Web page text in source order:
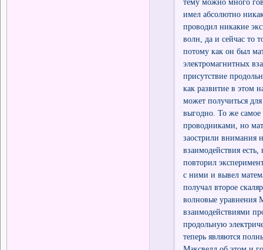
имел абсолютно
проводил никакие
волн, да и сейчас то
потому как он был
электромагнитных
присутствие
как развитие в этом
может получиться
выгодно. То же
проводниками, но
заострили внимания
взаимодействия
повторил
с ними и вывел
получал второе
волновые уравнения
взаимодействиями
продольную
теперь являются